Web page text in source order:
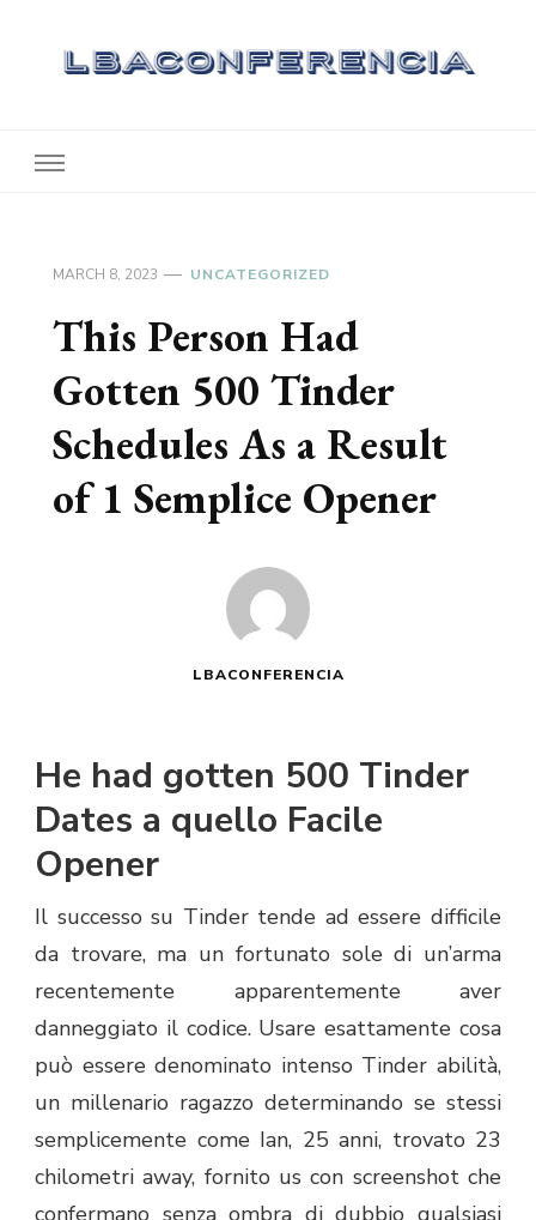
MARCH 8, 2023 UNCATEGORIZED
This Person Had
Gotten 500 Tinder
Schedules As a Result
of 1 Semplice Opener
LBACONFERENCIA
He had gotten 500 Tinder
Dates a quello Facile
Opener
Il successo su Tinder tende ad essere difficile
da trovare, ma un fortunato sole di un’arma
recentemente apparentemente aver
danneggiato il codice. Usare esattamente cosa
può essere denominato intenso Tinder abilità,
un millenario ragazzo determinando se stessi
semplicemente come Ian, 25 anni, trovato 23
chilometri away, fornito us con screenshot che
confermano senza ombra di dubbio qualsiasi